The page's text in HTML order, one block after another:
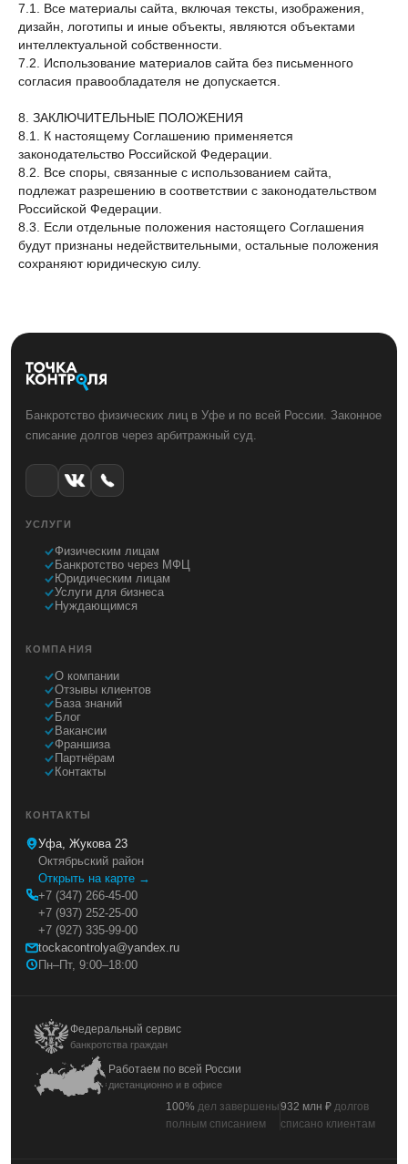
7.1. Все материалы сайта, включая тексты, изображения,
дизайн, логотипы и иные объекты, являются объектами
интеллектуальной собственности.
7.2. Использование материалов сайта без письменного
согласия правообладателя не допускается.
8. ЗАКЛЮЧИТЕЛЬНЫЕ ПОЛОЖЕНИЯ
8.1. К настоящему Соглашению применяется
законодательство Российской Федерации.
8.2. Все споры, связанные с использованием сайта,
подлежат разрешению в соответствии с законодательством
Российской Федерации.
8.3. Если отдельные положения настоящего Соглашения
будут признаны недействительными, остальные положения
сохраняют юридическую силу.
Банкротство физических лиц в Уфе и по всей России. Законное
списание долгов через арбитражный суд.
УСЛУГИ
Физическим лицам
Банкротство через МФЦ
Юридическим лицам
Услуги для бизнеса
Нуждающимся
КОМПАНИЯ
О компании
Отзывы клиентов
База знаний
Блог
Вакансии
Франшиза
Партнёрам
Контакты
КОНТАКТЫ
Уфа, Жукова 23
Октябрьский район
Открыть на карте →
+7 (347) 266-45-00
+7 (937) 252-25-00
+7 (927) 335-99-00
tockacontrolya@yandex.ru
Пн–Пт, 9:00–18:00
Федеральный сервис
банкротства граждан
Работаем по всей России
дистанционно и в офисе
100% дел завершены
полным списанием
932 млн ₽ долгов
списано клиентам